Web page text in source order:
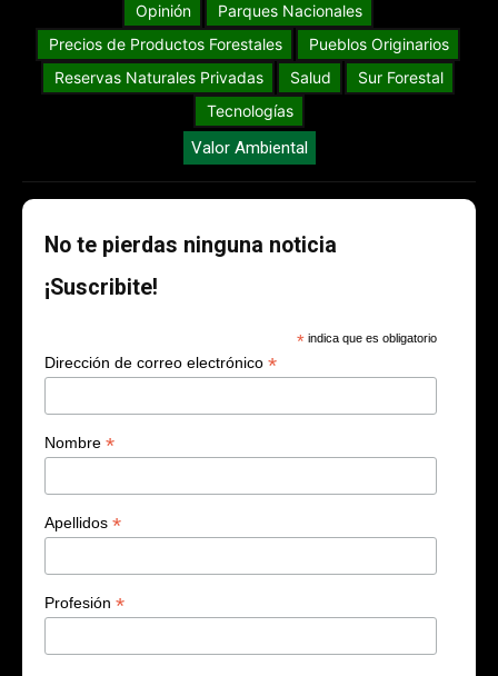
Opinión
Parques Nacionales
Precios de Productos Forestales
Pueblos Originarios
Reservas Naturales Privadas
Salud
Sur Forestal
Tecnologías
Valor Ambiental
No te pierdas ninguna noticia
¡Suscribite!
* indica que es obligatorio
Dirección de correo electrónico *
Nombre *
Apellidos *
Profesión *